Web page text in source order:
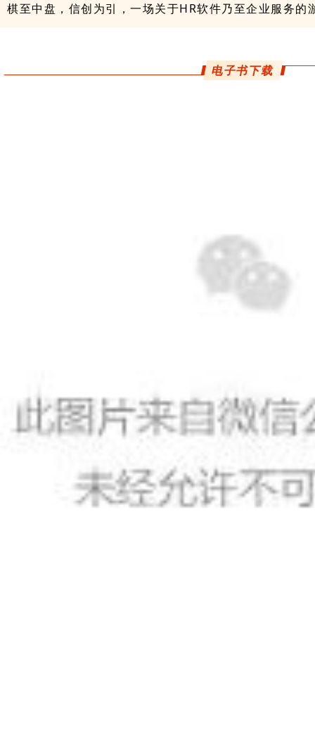
棋至中盘，信创为引，一场关于HR软件乃至企业服务的
电子书下载